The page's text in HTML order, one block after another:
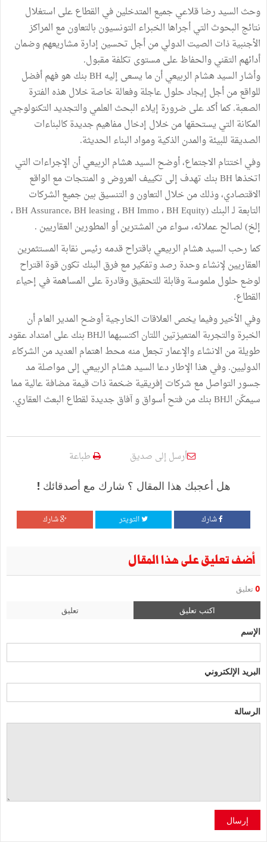
وحث السيد رضا قلاعي جميع المتدخلين في القطاع على استغلال
نتائج البحوث التي أجراها الخبراء التونسيون بالتعاون مع المراكز
الأجنبية ذات الصيت الدولي من أجل تحسين إدارة مشاريعهم وضمان
أدائهم التقني والحفاظ على مستوى تكلفة مقبول.
وأشار السيد هشام الربيعي أن ما يسعى إليه BH بنك هو فهم أفضل
للواقع من أجل إيجاد حلول عاجلة وفعالة خاصة خلال هذه الفترة
الصعبة. كما أكد على ضرورة إيلاء البحث العلمي والتجديد التكنولوجي
المكانة التي يستحقها من خلال إدخال مفاهيم جديدة كالبناءات
الصديقة للبيئة والمدن الذكية ومواد البناء الحديثة.
وفي اختتام الاجتماع، أوضح السيد هشام الربيعي أن الإجراءات التي
اتخذها BH بنك تهدف إلى تكييف العروض و المنتجات مع الواقع
الاقتصادي، وذلك من خلال التعاون و التنسيق بين جميع الشركات
التابعة لـ البنك (BH Assurance، BH leasing ، BH Immo ، BH Equity ،
إلخ) لصالح عملائه، سواء من المشترين أو المطورين العقاريين .
كما رحب السيد هشام الربيعي باقتراح قدمه رئيس نقابة المستثمرين
العقاريين لإنشاء وحدة رصد وتفكير مع فرق البنك تكون قوة اقتراح
لوضع حلول ملموسة وقابلة للتحقيق وقادرة على المساهمة في إحياء
القطاع.
وفي الأخير وفيما يخص العلاقات الخارجية أوضح المدير العام أن
الخبرة والتجربة المتميزتين اللتان اكتسبهما الـBH بنك على امتداد عقود
طويلة من الانشاء والإعمار تجعل منه محط اهتمام العديد من الشركاء
الدوليين. وفي هذا الإطار دعا السيد هشام الربيعي إلى مواصلة مد
جسور التواصل مع شركات إفريقية ضخمة ذات قيمة مضافة عالية مما
سيمكّن الـBH بنك من فتح أسواق و آفاق جديدة لقطاع البعث العقاري.
أرسل إلى صديق طباعة
هل أعجبك هذا المقال ؟ شارك مع أصدقائك !
شارك التويتر شارك
أضف تعليق على هذا المقال
0 تعليق
اكتب تعليق تعليق
الإسم
البريد الإلكتروني
الرسالة
إرسال